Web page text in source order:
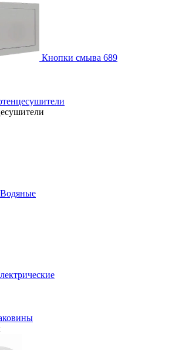
Кнопки смыва 689
Водяные